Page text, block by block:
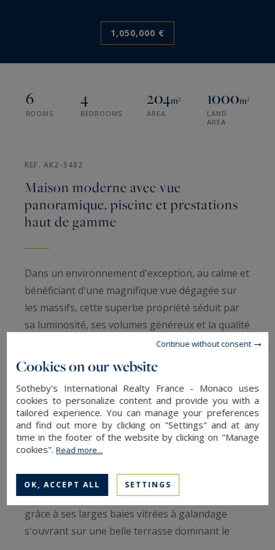
1,050,000 €
6
ROOMS
4
BEDROOMS
204m²
AREA
1000m²
LAND
AREA
REF. AK2-5482
Maison moderne avec vue
panoramique, piscine et prestations
haut de gamme
Dans un environnement d'exception, au calme et
bénéficiant d'une magnifique vue dégagée sur
les massifs, cette superbe propriété séduit par
sa luminosité, ses volumes généreux et la qualité
Édifiée sur un terrain paysager et arboré
d'environ 1 000 m², elle offre un cadre de vie
d'exception avec une piscine équipée d'un volet
roulant solaire, un spa, un pool house et de
vastes espaces extérieurs.
La maison s'organise autour d'une grande pièce
de vie de près de 90 m², baignée de lumière
grâce à ses larges baies vitrées à galandage
s'ouvrant sur une belle terrasse dominant le
Cookies on our website
Sotheby's International Realty France - Monaco uses
cookies to personalize content and provide you with a
tailored experience. You can manage your preferences
and find out more by clicking on "Settings" and at any
time in the footer of the website by clicking on "Manage
cookies".Read more...
OK, ACCEPT ALL SETTINGS
Continue without consent